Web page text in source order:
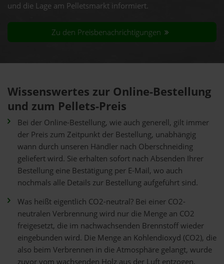
und die Lage am Pelletsmarkt informiert.
Zu den Preisbenachrichtigungen
Wissenswertes zur Online-Bestellung
und zum Pellets-Preis
Bei der Online-Bestellung, wie auch generell, gilt immer
der Preis zum Zeitpunkt der Bestellung, unabhängig
wann durch unseren Händler nach Oberschneiding
geliefert wird. Sie erhalten sofort nach Absenden Ihrer
Bestellung eine Bestätigung per E-Mail, wo auch
nochmals alle Details zur Bestellung aufgeführt sind.
Was heißt eigentlich CO2-neutral? Bei einer CO2-
neutralen Verbrennung wird nur die Menge an CO2
freigesetzt, die im nachwachsenden Brennstoff wieder
eingebunden wird. Die Menge an Kohlendioxyd (CO2), die
also beim Verbrennen in die Atmosphäre gelangt, wurde
zuvor vom wachsenden Holz aus der Luft entzogen.